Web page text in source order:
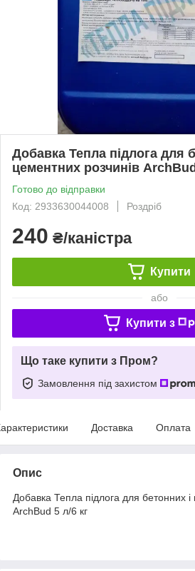
Добавка Тепла підлога для
цементних розчинів
Готово до відправки
Код: 2933630044008
Роздріб
240 ₴/каністра
Купити
або
Купити з
Що таке купити з Пром?
Замовлення під захистом
Доставка Оплата
Опис
Добавка Тепла підлога для бетонних і
ArchBud 5 л/6 кг